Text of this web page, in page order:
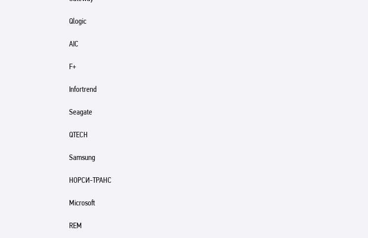
Qlogic
AIC
F+
Infortrend
Seagate
QTECH
Samsung
НОРСИ-ТРАНС
Microsoft
REM